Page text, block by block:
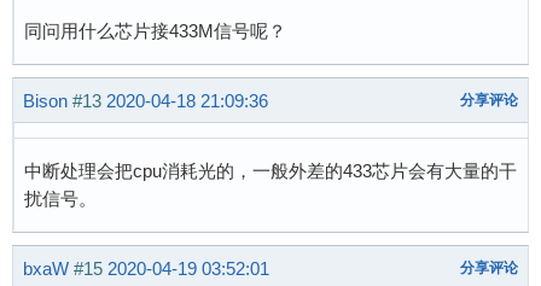
  	{
  	if((IrdataA.DM1==IrdataA.DM9)&&(IrdataA.DM2==IrdataA.DM10)&&(IrdataA.DM3==IrdataA.DM11))
  	IrInter.Receive_OK=1;          //3个包接收OK
  	//WorkStateBit.Bit.IrInStatEn=0; //关接收
  	IrEep.IrRn++;
  	IrEep.KongTime=0;
同问用什么芯片接433M信号呢？
Bison #13 2020-04-18 21:09:36 分享评论
中断处理会把cpu消耗光的，一般外差的433芯片会有大量的干
扰信号。
bxaW #15 2020-04-19 03:52:01 分享评论